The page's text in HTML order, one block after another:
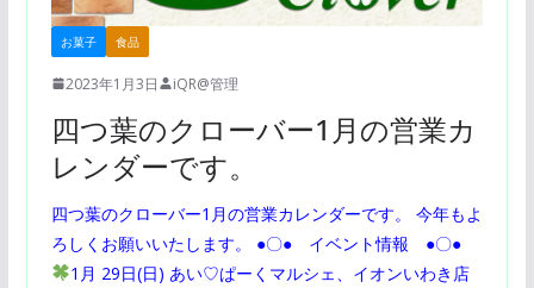
お菓子 食品
2023年1月3日 iQR@管理
四つ葉のクローバー1月の営業カ
レンダーです。
四つ葉のクローバー1月の営業カレンダーです。 今年もよ
ろしくお願いいたします。 ●〇● イベント情報 ●〇●
1月 29日(日) あい♡ぱーくマルシェ、イオンいわき店